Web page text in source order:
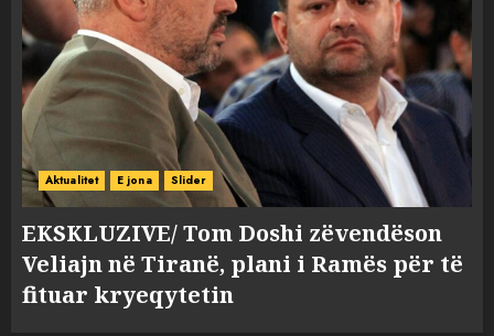
Aktualitet E jona Slider
EKSKLUZIVE/ Tom Doshi zëvendëson
Veliajn në Tiranë, plani i Ramës për të
fituar kryeqytetin